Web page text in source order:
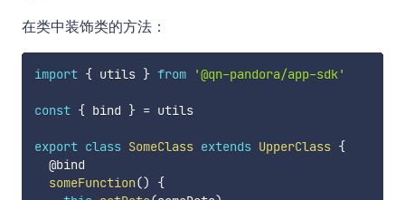
在类中装饰类的方法：
import { utils } from '@qn-pandora/app-sdk'
const { bind } = utils
export class SomeClass extends UpperClass {
  @bind
someFunction()
{